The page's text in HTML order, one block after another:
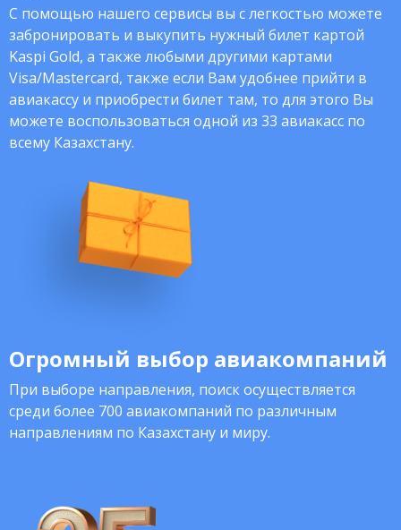
С помощью нашего сервисы вы с легкостью можете
забронировать и выкупить нужный билет картой
Kaspi Gold, а также любыми другими картами
Visa/Mastercard, также если Вам удобнее прийти в
авиакассу и приобрести билет там, то для этого Вы
можете воспользоваться одной из 33 авиакасс по
всему Казахстану.
Огромный выбор авиакомпаний
При выборе направления, поиск осуществляется
среди более 700 авиакомпаний по различным
направлениям по Казахстану и миру.